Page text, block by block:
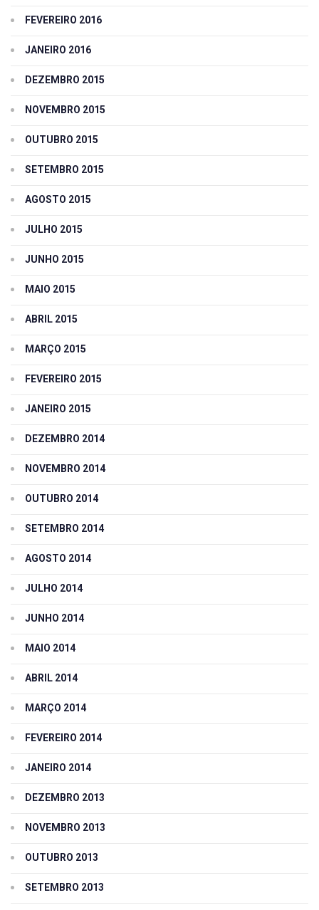
FEVEREIRO 2016
JANEIRO 2016
DEZEMBRO 2015
NOVEMBRO 2015
OUTUBRO 2015
SETEMBRO 2015
AGOSTO 2015
JULHO 2015
JUNHO 2015
MAIO 2015
ABRIL 2015
MARÇO 2015
FEVEREIRO 2015
JANEIRO 2015
DEZEMBRO 2014
NOVEMBRO 2014
OUTUBRO 2014
SETEMBRO 2014
AGOSTO 2014
JULHO 2014
JUNHO 2014
MAIO 2014
ABRIL 2014
MARÇO 2014
FEVEREIRO 2014
JANEIRO 2014
DEZEMBRO 2013
NOVEMBRO 2013
OUTUBRO 2013
SETEMBRO 2013